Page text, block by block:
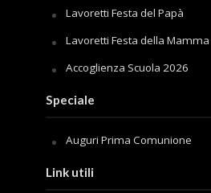
Lavoretti Festa del Papà
Lavoretti Festa della Mamma
Accoglienza Scuola 2026
Speciale
Auguri Prima Comunione
Link utili